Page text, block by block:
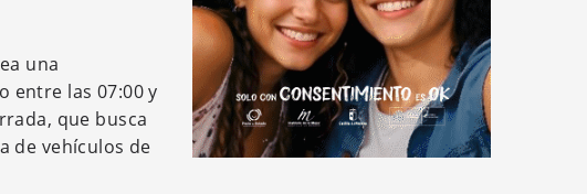
una
entre las 07:00 y
que busca
de vehículos de